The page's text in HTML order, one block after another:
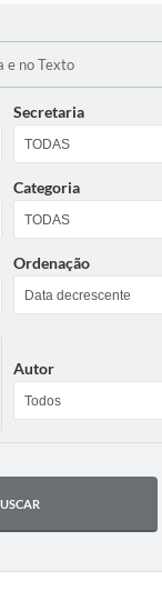
e no Texto
Secretaria
Categoria
Ordenação
Autor